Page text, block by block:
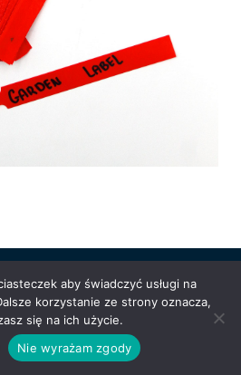
| © MS-Solutions 2025
Polityka prywatności
Cennik wysyłek
aby świadczyć usługi na
korzystanie ze strony oznacza,
się na ich użycie.
Nie wyrażam zgody